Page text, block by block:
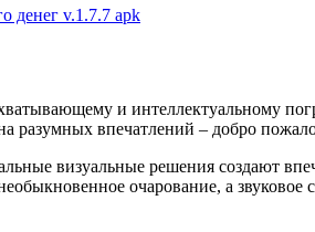
денег v.1.7.7 apk
и интеллектуальному
разумных впечатлений – добро
визуальные решения создают
очарование, а звуковое